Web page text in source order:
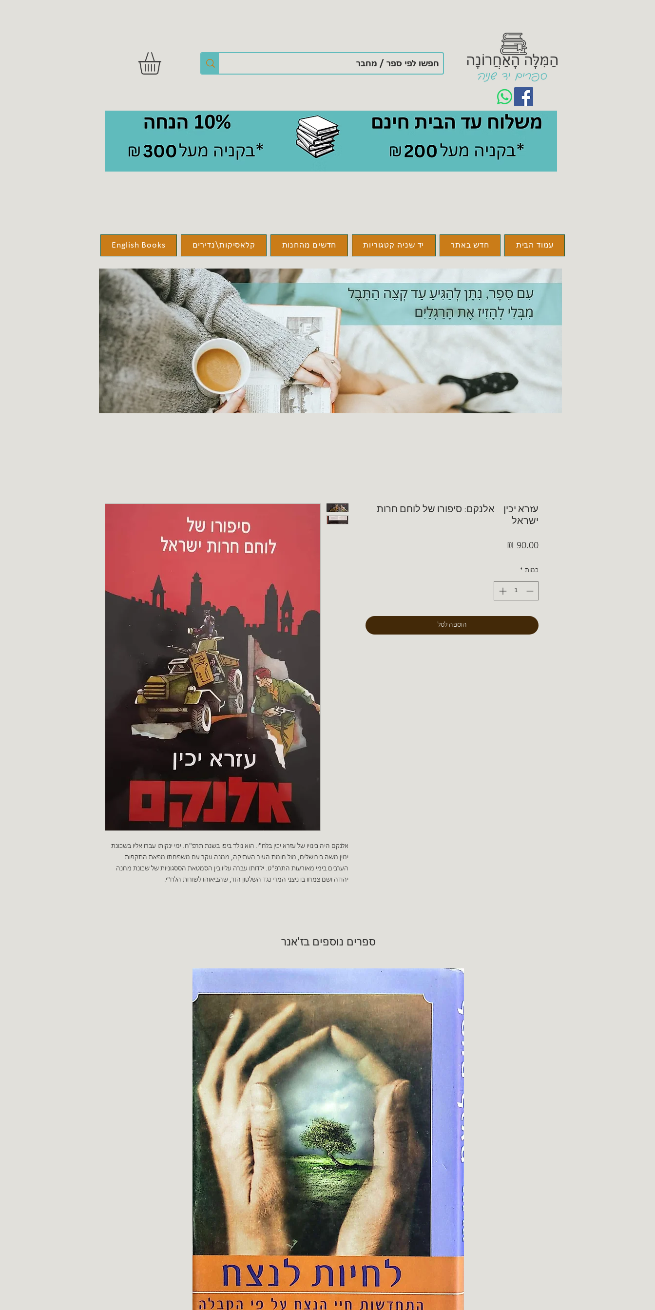
עמוד הבית חדש באתר יד שניה קטגוריות חדשים מהחנות קלאסיקות\נדירים English Books
אלנקם היה כינויו של עזרא יכין בלח"י. הוא נולד ביפו בשנת תרפ"ח. ימי ינקותו עברו אליו בשכונת
ימין משה בירושלים, מול חומת העיר העתיקה, ממנה עקר עם משפחתו מפאת התקפות
הערבים בימי מאורעות התרפ"ט. ילדותו עברה עליו בין הסמטאת הססגוניות של שכונת מחנה
יהודה ושם צמחו בו ניצני המרי נגד השלטון הזר, שהביאוהו לשורות הלח"י.
עזרא יכין - אלנקם: סיפורו של לוחם חרות
ישראל
כמות *
הוספה לסל
ספרים נוספים בז'אנר